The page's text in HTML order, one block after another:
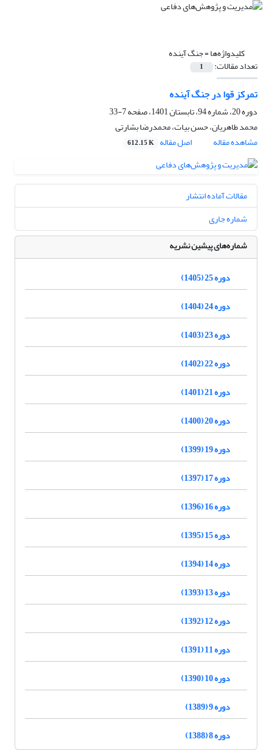
کلیدواژه‌ها =جنگ آینده
تعداد مقالات: 1
تمرکز قوا در جنگ آینده
دوره 20، شماره 94، تابستان 1401، صفحه
7-33
محمد طاهریان، حسن بیات، محمدرضا بشارتی
مشاهده مقاله
اصل مقاله 612.15 K
مقالات آماده انتشار
شماره جاری
شماره‌های پیشین نشریه
دوره 25 (1405)
دوره 24 (1404)
دوره 23 (1403)
دوره 22 (1402)
دوره 21 (1401)
دوره 20 (1400)
دوره 19 (1399)
دوره 17 (1397)
دوره 16 (1396)
دوره 15 (1395)
دوره 14 (1394)
دوره 13 (1393)
دوره 12 (1392)
دوره 11 (1391)
دوره 10 (1390)
دوره 9 (1389)
دوره 8 (1388)